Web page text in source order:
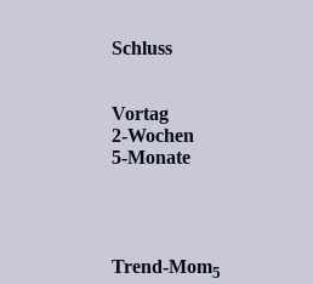
Schluss
Vortag
2-Wochen
5-Monate
Trend-Mom5